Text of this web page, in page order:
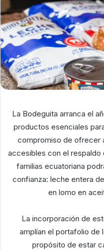
La Bodeguita arranca el
productos esenciales
compromiso de ofrecer
accesibles con el respaldo
familias ecuatoriana
confianza: leche entera
en lomo en
La incorporación de
amplían el portafolio de
propósito de estar